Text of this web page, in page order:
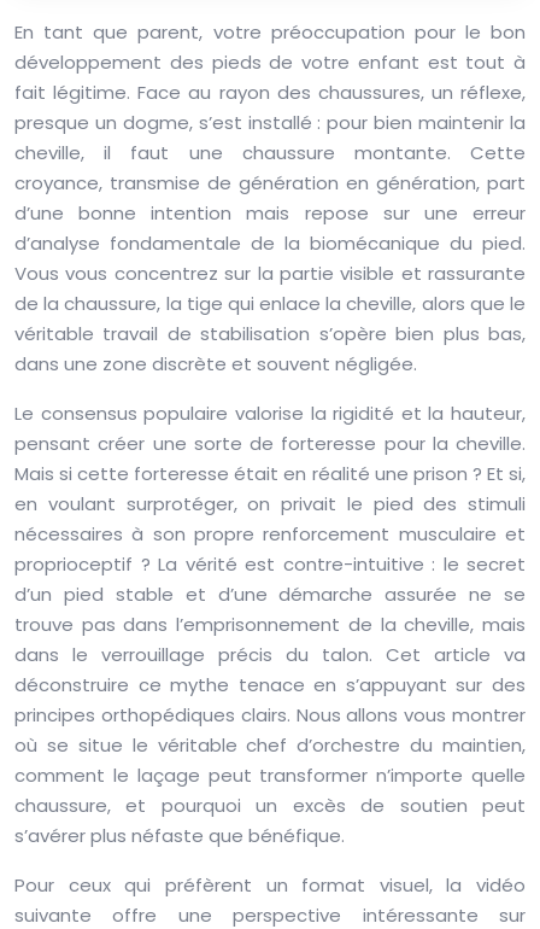
En tant que parent, votre préoccupation pour le bon
développement des pieds de votre enfant est tout à
fait légitime. Face au rayon des chaussures, un réflexe,
presque un dogme, s’est installé : pour bien maintenir la
cheville, il faut une chaussure montante. Cette
croyance, transmise de génération en génération, part
d’une bonne intention mais repose sur une erreur
d’analyse fondamentale de la biomécanique du pied.
Vous vous concentrez sur la partie visible et rassurante
de la chaussure, la tige qui enlace la cheville, alors que le
véritable travail de stabilisation s’opère bien plus bas,
dans une zone discrète et souvent négligée.
Le consensus populaire valorise la rigidité et la hauteur,
pensant créer une sorte de forteresse pour la cheville.
Mais si cette forteresse était en réalité une prison ? Et si,
en voulant surprotéger, on privait le pied des stimuli
nécessaires à son propre renforcement musculaire et
proprioceptif ? La vérité est contre-intuitive : le secret
d’un pied stable et d’une démarche assurée ne se
trouve pas dans l’emprisonnement de la cheville, mais
dans le verrouillage précis du talon. Cet article va
déconstruire ce mythe tenace en s’appuyant sur des
principes orthopédiques clairs. Nous allons vous montrer
où se situe le véritable chef d’orchestre du maintien,
comment le laçage peut transformer n’importe quelle
chaussure, et pourquoi un excès de soutien peut
s’avérer plus néfaste que bénéfique.
Pour ceux qui préfèrent un format visuel, la vidéo
suivante offre une perspective intéressante sur